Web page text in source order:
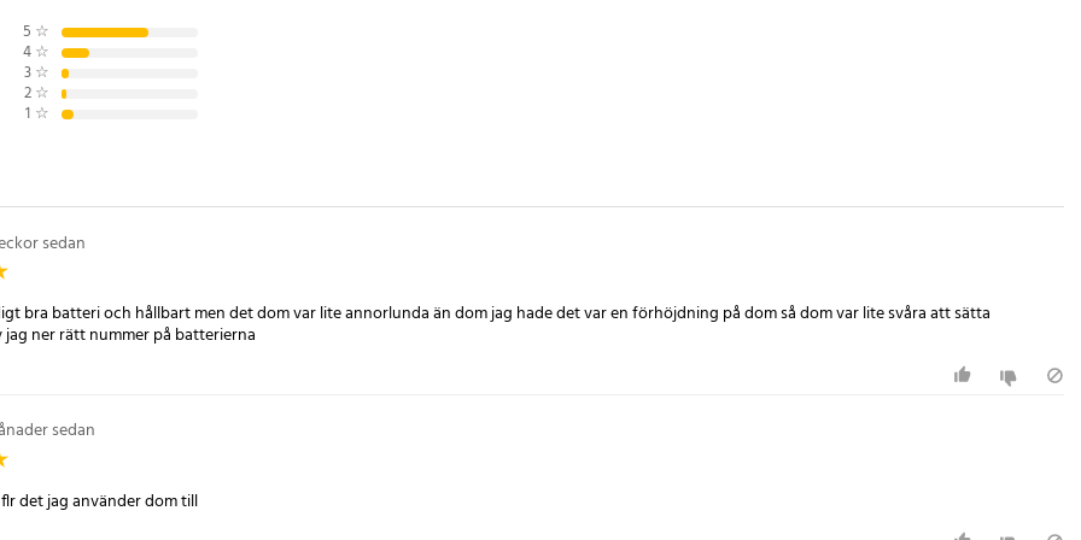
powerbanks och
långsammare urladdning
väl till pass. Med en
ett skydd som håller dem
är de en investering
de typiska AA-batterierna, så
skyddskrets
svalt men ej under 0 grader
5 ☆
4 ☆
3 ☆
2 ☆
1 ☆
sedan
bra batteri och hållbart men det dom var lite annorlunda än dom jag hade det var en förhöjdning på dom så dom var lite svåra att sätta
jag ner rätt nummer på batterierna
sedan
det jag använder dom till